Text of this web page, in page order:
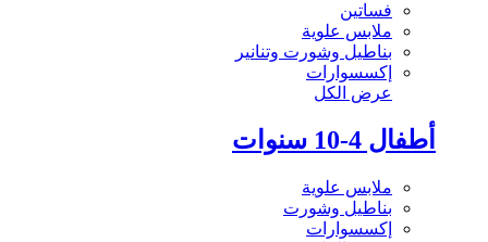
فساتين
ملابس علوية
بناطيل وشورت وتنانير
إكسسوارات
عرض الكل
أطفال 4-10 سنوات
ملابس علوية
بناطيل وشورت
إكسسوارات